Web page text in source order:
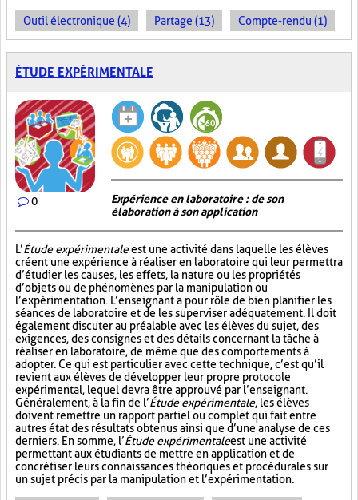
Outil électronique (4) Partage (13) Compte-rendu (1)
ÉTUDE EXPÉRIMENTALE
0
Expérience en laboratoire : de son
élaboration à son application
L’Étude expérimentaleest une activité dans laquelle les élèves
créent une expérience à réaliser en laboratoire qui leur permettra
d’étudier les causes, les effets, la nature ou les propriétés
d’objets ou de phénomènes par la manipulation ou
l’expérimentation. L’enseignant a pour rôle de bien planifier les
séances de laboratoire et de les superviser adéquatement. Il doit
également discuter au préalable avec les élèves du sujet, des
exigences, des consignes et des détails concernant la tâche à
réaliser en laboratoire, de même que des comportements à
adopter. Ce qui est particulier avec cette technique, c’est qu’il
revient aux élèves de développer leur propre protocole
expérimental, lequel devra être approuvé par l’enseignant.
Généralement, à la fin de l’Étude expérimentale, les élèves
doivent remettre un rapport partiel ou complet qui fait entre
autres état des résultats obtenus ainsi que d’une analyse de ces
derniers. En somme, l’Étude expérimentaleest une activité
permettant aux étudiants de mettre en application et de
concrétiser leurs connaissances théoriques et procédurales sur
un sujet précis par la manipulation et l’expérimentation.